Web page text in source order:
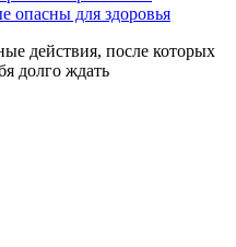
опасны для здоровья
действия, после которых
долго ждать